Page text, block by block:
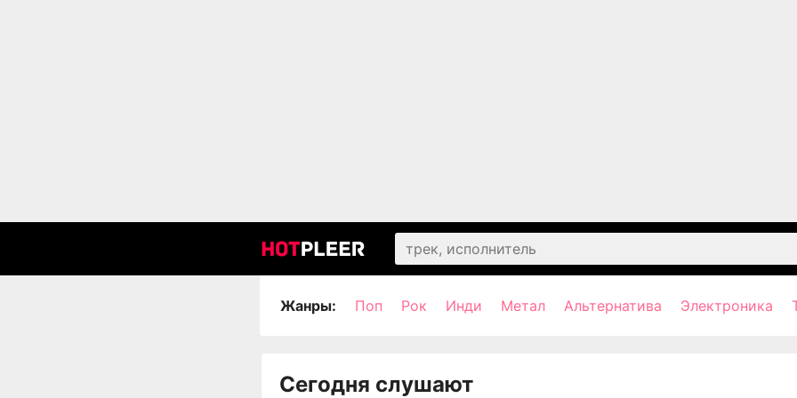
Жанры: Поп Рок Инди Метал Альтернатива Электроника
Сегодня слушают